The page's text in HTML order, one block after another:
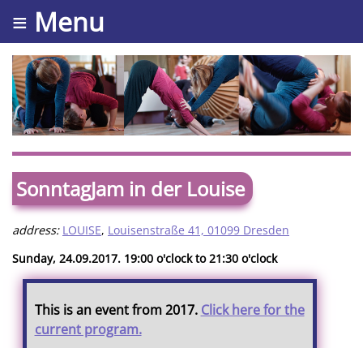
≡ Menu
SonntagJam in der Louise
address: LOUISE, Louisenstraße 41, 01099 Dresden
Sunday, 24.09.2017. 19:00 o'clock to 21:30 o'clock
This is an event from 2017. Click here for the
current program.